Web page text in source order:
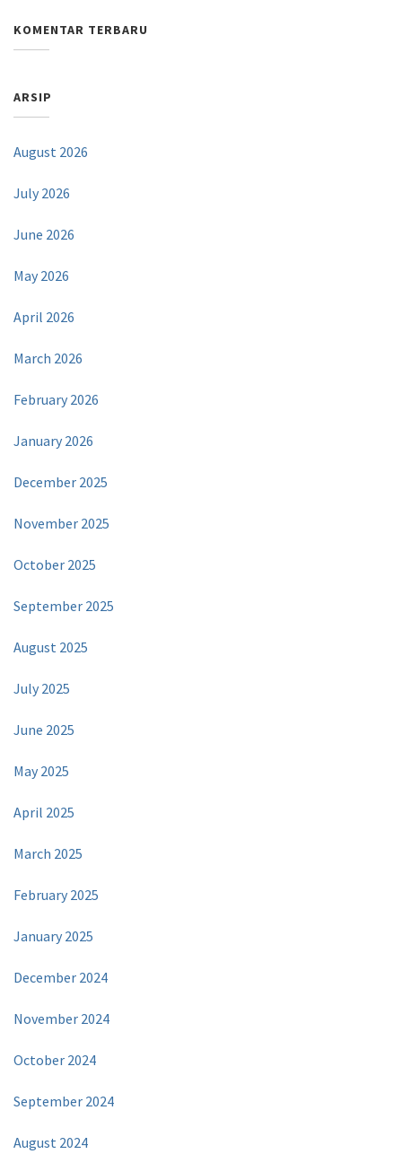
KOMENTAR TERBARU
ARSIP
August 2026
July 2026
June 2026
May 2026
April 2026
March 2026
February 2026
January 2026
December 2025
November 2025
October 2025
September 2025
August 2025
July 2025
June 2025
May 2025
April 2025
March 2025
February 2025
January 2025
December 2024
November 2024
October 2024
September 2024
August 2024